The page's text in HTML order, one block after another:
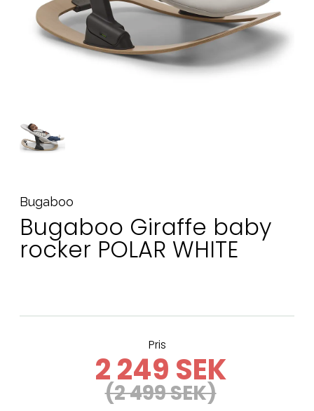
Bugaboo
Bugaboo Giraffe baby
rocker POLAR WHITE
Pris
2 249 SEK
(2 499 SEK)
Kampanjer
Presenttips
Våra favoriter
Kontakta oss